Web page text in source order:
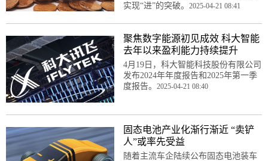
实现“进”的突破。 2025-04-21 08:41
聚焦数字能源初见成效 科大智能
去年以来盈利能力持续提升
4月19日，科大智能科技股份有限公司
发布2024年年度报告和2025年第一季
度报告。 2025-04-21 08:40
固态电池产业化渐行渐近 “卖铲
人”或率先受益
随着主流车企陆续公布固态电池装车